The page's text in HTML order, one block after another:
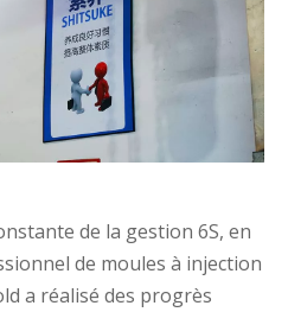
de la gestion 6S, en
de moules à injection
a réalisé des progrès